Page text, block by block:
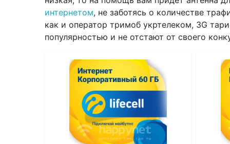
интернетом, не заботясь о количестве
как и оператор тримоб укртелеком, 3G
популярностью и не отстают от своего